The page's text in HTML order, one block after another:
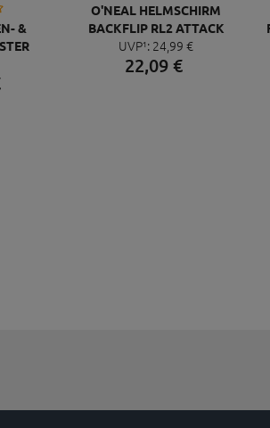
&
O'NEAL HELMSCHIRM
BACKFLIP RL2 ATTACK
VISOR
UVP¹: 24, 99 €
22,09€